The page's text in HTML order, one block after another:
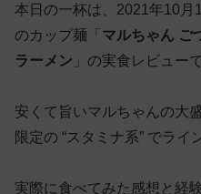
本日の一杯は、2021年10
のカップ麺「 マルちゃん ご
ラーメン 」の実食レビュー
安くて旨いマルちゃんの大
限定の “スタミナ系” でライ
実際に食べてみた感想と経